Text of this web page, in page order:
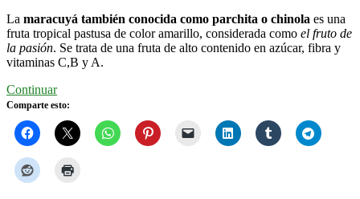
La maracuyá también conocida como parchita o chinola es una
fruta tropical pastusa de color amarillo, considerada como el fruto de
la pasión. Se trata de una fruta de alto contenido en azúcar, fibra y
vitaminas C,B y A.
Continuar
Comparte esto: